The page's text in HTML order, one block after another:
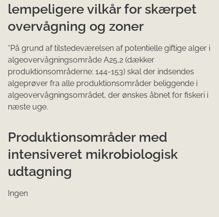
lempeligere vilkår for skærpet
overvågning og zoner
*På grund af tilstedeværelsen af potentielle giftige alger i
algeovervågningsområde A25,2 (dækker
produktionsområderne: 144-153) skal der indsendes
algeprøver fra alle produktionsområder beliggende i
algeovervågningsområdet, der ønskes åbnet for fiskeri i
næste uge.
Produktionsområder med
intensiveret mikrobiologisk
udtagning
Ingen